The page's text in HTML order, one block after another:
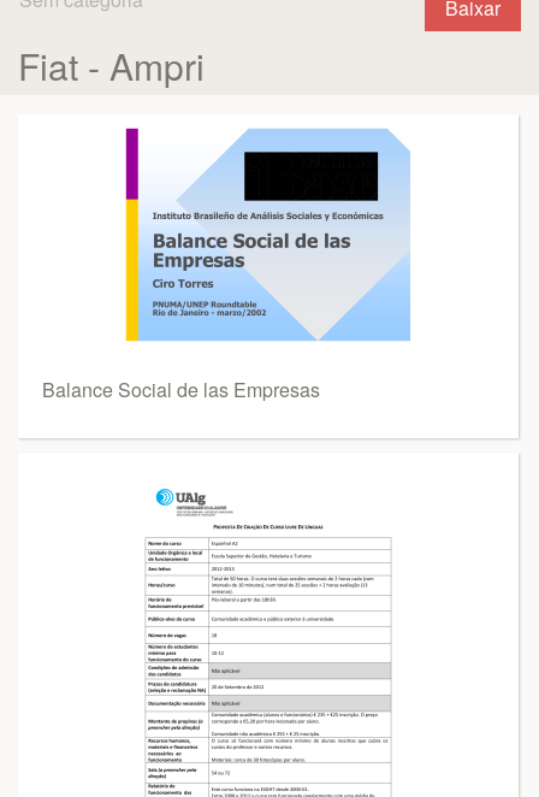
Baixar
Fiat - Ampri
Balance Social de las Empresas